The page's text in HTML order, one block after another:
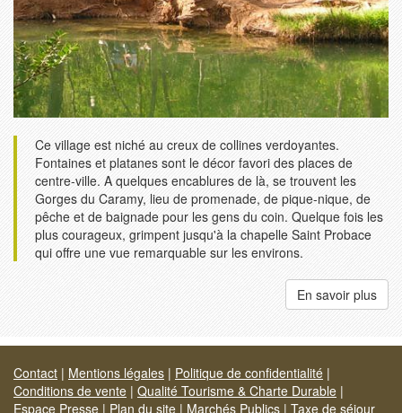
Ce village est niché au creux de collines verdoyantes.
Fontaines et platanes sont le décor favori des places de
centre-ville. A quelques encablures de là, se trouvent les
Gorges du Caramy, lieu de promenade, de pique-nique, de
pêche et de baignade pour les gens du coin. Quelque fois les
plus courageux, grimpent jusqu'à la chapelle Saint Probace
qui offre une vue remarquable sur les environs.
En savoir plus
Contact | Mentions légales | Politique de confidentialité |
Conditions de vente | Qualité Tourisme & Charte Durable |
Espace Presse | Plan du site | Marchés Publics | Taxe de séjour